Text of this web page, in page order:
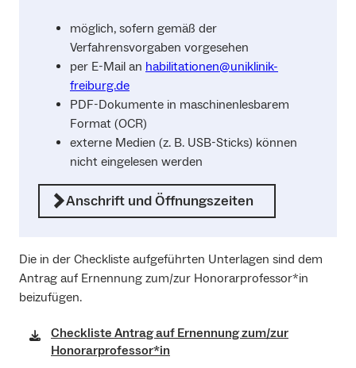
möglich, sofern gemäß der
Verfahrensvorgaben vorgesehen
per E-Mail an habilitationen@uniklinik-
freiburg.de
PDF-Dokumente in maschinenlesbarem
Format (OCR)
externe Medien (z. B. USB-Sticks) können
nicht eingelesen werden
Anschrift und Öffnungszeiten
Die in der Checkliste aufgeführten Unterlagen sind dem
Antrag auf Ernennung zum/zur Honorarprofessor*in
beizufügen.
Checkliste Antrag auf Ernennung zum/zur
Honorarprofessor*in